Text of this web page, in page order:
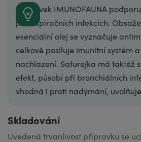
Přípravek IMUNOFAUNA
při respiračních infekcích.
esenciální olej se vyznačuje
celkově posiluje imunitní systém
nachlazení. Saturejka má taktéž
efekt, působí při bronchiálních
vhodná i proti nadýmání,
Skladování
Uvedená trvanli­vost přípravku se